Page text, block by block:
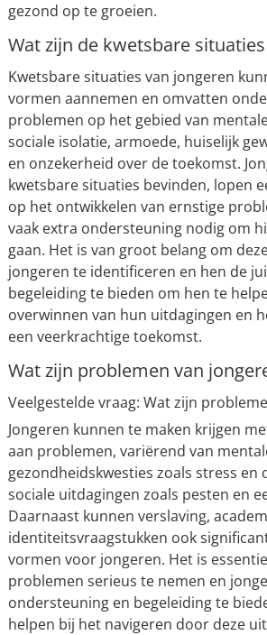
gezond op te groeien.
Wat zijn de kwetsbare
Kwetsbare situaties van jongeren
vormen aannemen en omvatten
problemen op het gebied van
sociale isolatie, armoede, huiselijk
en onzekerheid over de toekomst.
kwetsbare situaties bevinden, lopen
op het ontwikkelen van ernstige
vaak extra ondersteuning nodig om
gaan. Het is van groot belang om
jongeren te identificeren en hen de
begeleiding te bieden om hen te
overwinnen van hun uitdagingen en
een veerkrachtige toekomst.
Wat zijn problemen van
Veelgestelde vraag: Wat zijn
Jongeren kunnen te maken krijgen
aan problemen, variërend van
gezondheidskwesties zoals stress en
sociale uitdagingen zoals pesten en
Daarnaast kunnen verslaving,
identiteitsvraagstukken ook
vormen voor jongeren. Het is
problemen serieus te nemen en
ondersteuning en begeleiding te
helpen bij het navigeren door deze